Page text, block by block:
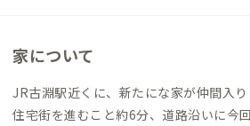
家について
JR古淵駅近くに、新たにな家が仲間入
住宅街を進むこと約6分、道路沿いに今